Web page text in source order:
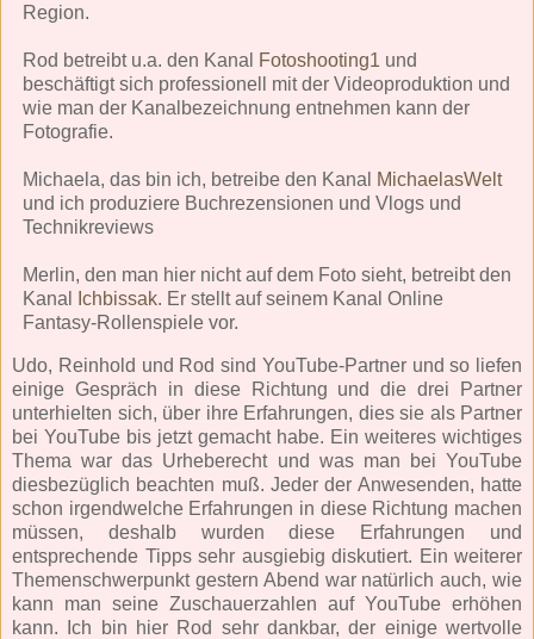
Region.
Rod betreibt u.a. den Kanal Fotoshooting1 und
beschäftigt sich professionell mit der Videoproduktion und
wie man der Kanalbezeichnung entnehmen kann der
Fotografie.
Michaela, das bin ich, betreibe den Kanal
MichaelasWelt
und ich produziere Buchrezensionen und Vlogs und
Technikreviews
Merlin, den man hier nicht auf dem Foto sieht, betreibt den
Kanal
Ichbissak. Er stellt auf seinem Kanal Online
Fantasy-Rollenspiele vor.
Udo, Reinhold und Rod sind YouTube-Partner und so liefen
einige Gespräch in diese Richtung und die drei Partner
unterhielten sich, über ihre Erfahrungen, dies sie als Partner
bei YouTube bis jetzt gemacht habe. Ein weiteres wichtiges
Thema war das Urheberecht und was man bei YouTube
diesbezüglich beachten muß. Jeder der Anwesenden, hatte
schon irgendwelche Erfahrungen in diese Richtung machen
müssen, deshalb wurden diese Erfahrungen und
entsprechende Tipps sehr ausgiebig diskutiert. Ein weiterer
Themenschwerpunkt gestern Abend war natürlich auch, wie
kann man seine Zuschauerzahlen auf YouTube erhöhen
kann. Ich bin hier Rod sehr dankbar, der einige wertvolle